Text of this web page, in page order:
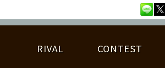
RIVAL CONTEST